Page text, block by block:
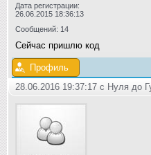
Дата регистрации:
26.06.2015 18:36:13
Сообщений: 14
Сейчас пришлю код
Профиль
28.06.2016 19:37:17 с Нуля до